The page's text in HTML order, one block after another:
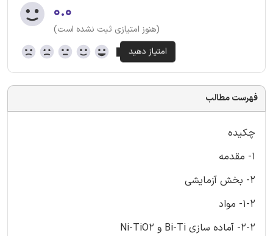
۰.۰
(هنوز امتیازی ثبت نشده است)
فهرست مطالب
چکیده
1- مقدمه
2- بخش آزمایشی
1-2- مواد
2-2- آماده سازی Bi-Ti و Ni-TiO2